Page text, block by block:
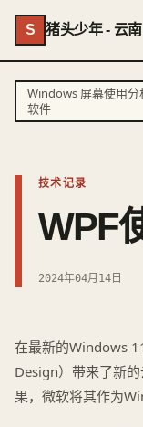
S
Windows 屏幕使用分
软件
技术记录
WPF
2024年04月14日
在最新的Windows
Design）带来了新
果，微软将其作为